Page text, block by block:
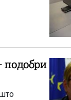
подобри